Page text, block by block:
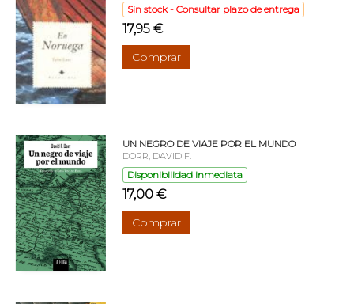
Sin stock - Consultar plazo de entrega
17,95 €
Comprar
UN NEGRO DE VIAJE POR EL MUNDO
DORR, DAVID F.
Disponibilidad inmediata
17,00 €
Comprar